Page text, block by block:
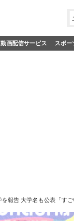
動画配信サービス スポー
報告 大学名も公表「す